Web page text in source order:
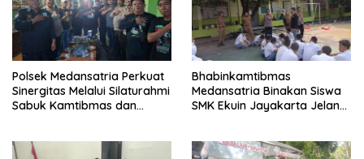
Polsek Medansatria Perkuat
Sinergitas Melalui Silaturahmi
Sabuk Kamtibmas dan
Bhabinkamtibmas
Medansatria Binakan Siswa
SMK Ekuin Jayakarta Jelang